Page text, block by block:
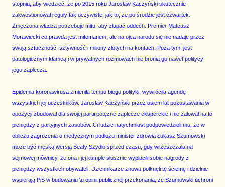
stopniu, aby wiedzieć, że po 2015 roku Jarosław Kaczyński skutecznie
zakwestionował reguły tak oczywiste, jak to, że po środzie jest czwartek.
Zmęczona władza potrzebuje mitu, aby złapać oddech. Premier Mateusz
Morawiecki co prawda jest mitomanem, ale na ojca narodu się nie nadaje przez
swoją sztuczność, sztywność i miliony złotych na kontach. Poza tym, jest
patologicznym kłamcą i w prywatnych rozmowach nie bronią go nawet politycy
jego zaplecza.
Epidemia koronawirusa zmieniła tempo biegu polityki, wywróciła agendę
wszystkich jej uczestników. Jarosław Kaczyński przez osiem lat pozostawania w
opozycji zbudował dla swojej partii potężne zaplecze eksperckie i nie żałował na to
pieniędzy z partyjnych zasobów. Ci ludzie natychmiast podpowiedzieli mu, że w
obliczu zagrożenia o medycznym podłożu minister zdrowia Łukasz Szumowski
może być męską wersją Beaty Szydło sprzed czasu, gdy wrzeszczała na
sejmowej mównicy, że ona i jej kumple słusznie wypłacili sobie nagrody z
pieniędzy wszystkich obywateli. Dziennikarze znowu połknęli tę ściemę i dzielnie
wspierają PiS w budowaniu \u opinii publicznej przekonania, że Szumowski uchroni